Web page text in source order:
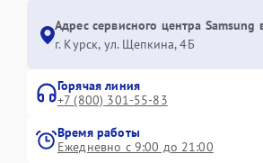
Адрес сервисного центра Samsung
г. Курск, ул. Щепкина, 4Б
Горячая линия
+7 (800) 301-55-83
Время работы
Ежедневно с 9:00 до 21:00